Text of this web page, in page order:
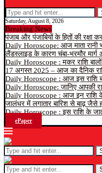
Saturday, August 8, 2026
Breaking News
पंजाब और पंजाबियों के हितों की रक्षा
Daily Horoscope: आज माता रानी
लैंडस्लाइड के कारण चंबा-भरमौर मार्ग
Daily Horoscope : मकर राशि
17 अगस्त 2025 – आज का दैनिक
Daily Horoscope : आज इस राशि
Daily Horoscope: जानिए आपकी
Daily Horoscope : आज इन राशि के
जालंधर में लगातार बारिश से बाढ़
Daily Horoscope : इस राशि के
ePaper